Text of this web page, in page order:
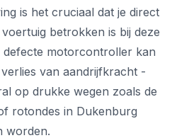
is het cruciaal dat je direct
betrokken is bij deze
defecte motorcontroller kan
van aandrijfkracht -
op drukke wegen zoals de
rotondes in Dukenburg
worden.